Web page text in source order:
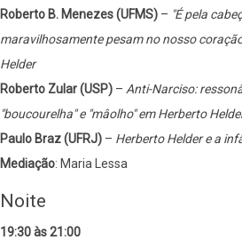
Roberto B. Menezes (UFMS) – "É pela
maravilhosamente pesam no nosso
Helder
Roberto Zular (USP) – Anti-Narciso:
"boucourelha" e "mâolho" em Herberto
Paulo Braz (UFRJ) – Herberto Helder e a
Mediação: Maria Lessa
Noite
19:30 às 21:00